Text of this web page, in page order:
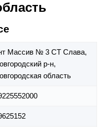
Массив № 3 СТ Слава,
р-н,
область